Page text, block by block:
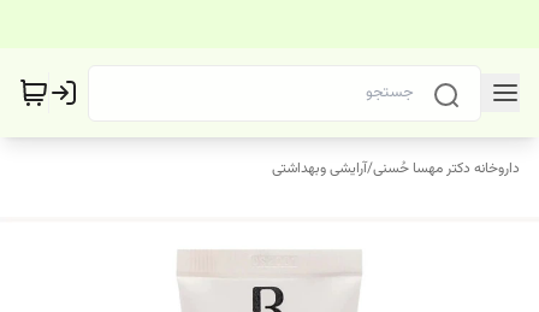
داروخانه دکتر مهسا حُسنی/آرایشی وبهداشتی